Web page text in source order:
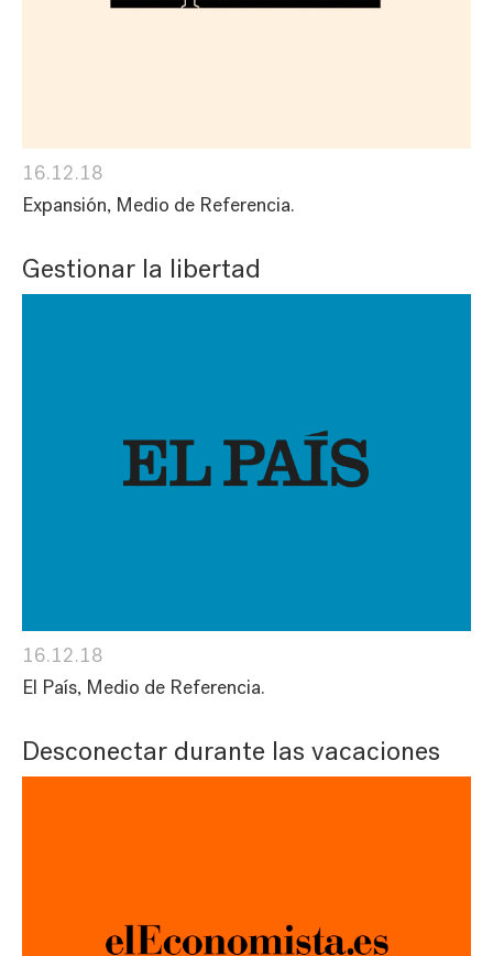
16.12.18
Expansión, Medio de Referencia.
Gestionar la libertad
16.12.18
El País, Medio de Referencia.
Desconectar durante las vacaciones